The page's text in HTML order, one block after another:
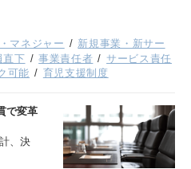
マネジャー
新規事業・新サー
直下 事業責任者
サービス責任
可能 育児支援制度
で変革
、決